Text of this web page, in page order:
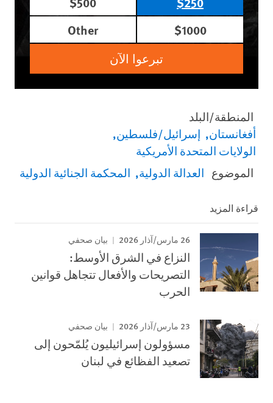
$1000
Other
تبرعوا الآن
المنطقة/البلد
أفغانستان إسرائيل/فلسطين
الولايات المتحدة الأمريكية
الموضوع العدالة الدولية المحكمة الجنائية الدولية
قراءة المزيد
26 مارس/آذار 2026 بيان صحفي
النزاع في الشرق الأوسط:
التصريحات والأفعال تتجاهل قوانين
الحرب
23 مارس/آذار 2026 بيان صحفي
مسؤولون إسرائيليون يُلمّحون إلى
تصعيد الفظائع في لبنان